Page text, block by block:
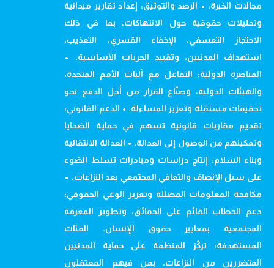
مجالات الخبرة: • الرصد والتوثيق: إعداد تقارير ميدانية
وتحليلات حقوقية حول الانتهاكات، بما في ذلك
الاحتجاز التعسفي، الإخفاء القسري، التعذيب،
استهداف المدنيين، وتقييد الحريات الأساسية. •
المناصرة الدولية: التفاعل مع آليات الأمم المتحدة،
والهيئات الدولية، وصنّاع القرار من أجل الدفع نحو
تحقيقات مستقلة وتعزيز المساءلة. • الدعم القانوني:
تقديم مقاربات قانونية تسهم في حماية الضحايا
وتمكينهم من الوصول إلى العدالة. • العدالة الانتقالية
وبناء السلام: إنتاج دراسات ومبادرات تسلط الضوء
على سبل الإنصاف والتعافي المجتمعي بعد النزاعات. •
مكافحة المعلومات المضللة وتعزيز الوعي الحقوقي:
دعم الخطاب القائم على الحقائق، وتطوير المعرفة
المجتمعية بمعايير حقوق الإنسان. الفئات
المستهدفة: تركّز المنظمة على حماية المدنيين
المتضررين من النزاعات، بمن فيهم المعتقلون